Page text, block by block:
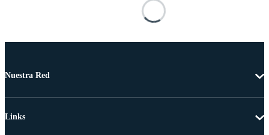
Nuestra Red
Links